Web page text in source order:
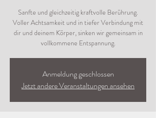
Sanfte und gleichzeitig kraftvolle Berührung.
Voller Achtsamkeit und in tiefer Verbindung mit
dir und deinem Körper, sinken wir gemeinsam in
vollkommene Entspannung.
Anmeldung geschlossen
Jetzt andere Veranstaltungen ansehen